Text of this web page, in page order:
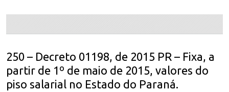
250 – Decreto 01198, de 2015 PR – Fixa, a
partir de 1º de maio de 2015, valores do
piso salarial no Estado do Paraná.